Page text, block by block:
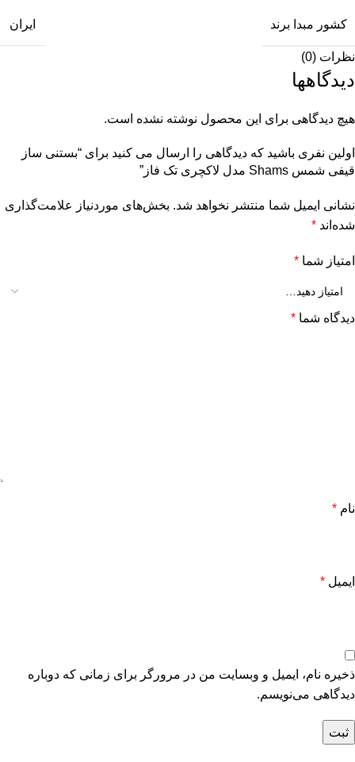
کشور مبدا برند ایران
نظرات (0)
دیدگاهها
هیچ دیدگاهی برای این محصول نوشته نشده است.
اولین نفری باشید که دیدگاهی را ارسال می کنید برای “بستنی ساز
قیفی شمس Shams مدل لاکچری تک فاز”
نشانی ایمیل شما منتشر نخواهد شد. بخش‌های موردنیاز علامت‌گذاری
شده‌اند *
امتیاز شما *
دیدگاه شما *
نام *
ایمیل *
ذخیره نام، ایمیل و وبسایت من در مرورگر برای زمانی که دوباره
دیدگاهی می‌نویسم.